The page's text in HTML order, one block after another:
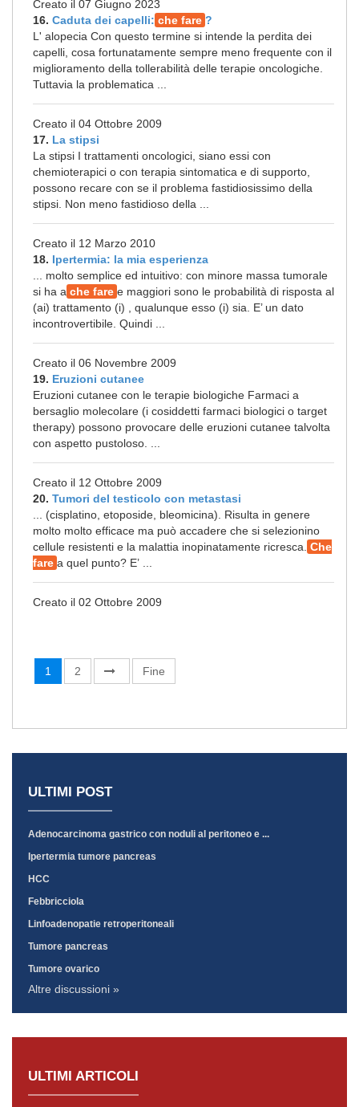
Creato il 07 Giugno 2023
16. Caduta dei capelli: che fare ?
L' alopecia Con questo termine si intende la perdita dei
capelli, cosa fortunatamente sempre meno frequente con il
miglioramento della tollerabilità delle terapie oncologiche.
Tuttavia la problematica ...
Creato il 04 Ottobre 2009
17. La stipsi
La stipsi I trattamenti oncologici, siano essi con
chemioterapici o con terapia sintomatica e di supporto,
possono recare con se il problema fastidiosissimo della
stipsi. Non meno fastidioso della ...
Creato il 12 Marzo 2010
18. Ipertermia: la mia esperienza
... molto semplice ed intuitivo: con minore massa tumorale
si ha a che fare e maggiori sono le probabilità di risposta al
(ai) trattamento (i) , qualunque esso (i) sia. E’ un dato
incontrovertibile. Quindi ...
Creato il 06 Novembre 2009
19. Eruzioni cutanee
Eruzioni cutanee con le terapie biologiche Farmaci a
bersaglio molecolare (i cosiddetti farmaci biologici o target
therapy) possono provocare delle eruzioni cutanee talvolta
con aspetto pustoloso. ...
Creato il 12 Ottobre 2009
20. Tumori del testicolo con metastasi
... (cisplatino, etoposide, bleomicina). Risulta in genere
molto molto efficace ma può accadere che si selezionino
cellule resistenti e la malattia inopinatamente ricresca. Che
fare a quel punto? E’ ...
Creato il 02 Ottobre 2009
1 2 Fine
ULTIMI POST
Adenocarcinoma gastrico con noduli al peritoneo e ...
Ipertermia tumore pancreas
HCC
Febbricciola
Linfoadenopatie retroperitoneali
Tumore pancreas
Tumore ovarico
Altre discussioni »
ULTIMI ARTICOLI